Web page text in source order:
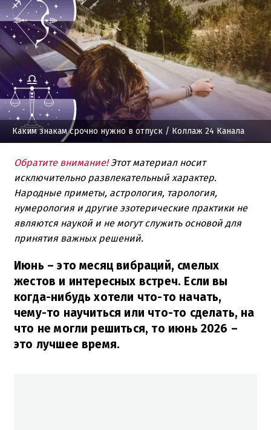
Каким знакам срочно нужно в отпуск / Коллаж 24 Канала
Обратите внимание!Этот материал носит
исключительно развлекательный характер.
Народные приметы, астрология, тарология,
нумерология и другие эзотерические практики не
являются наукой и не могут служить основой для
принятия важных решений.
Июнь – это месяц вибраций, смелых
жестов и интересных встреч. Если вы
когда-нибудь хотели что-то начать,
чему-то научиться или что-то сделать, на
что не могли решиться, то июнь 2026 –
это лучшее время.